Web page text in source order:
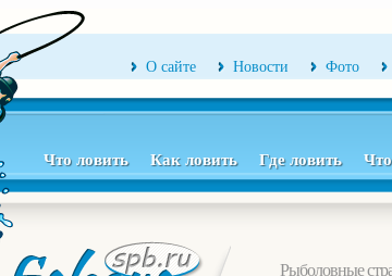
О сайте Новости Фото
Что ловить Как ловить Где ловить
Рыболовные